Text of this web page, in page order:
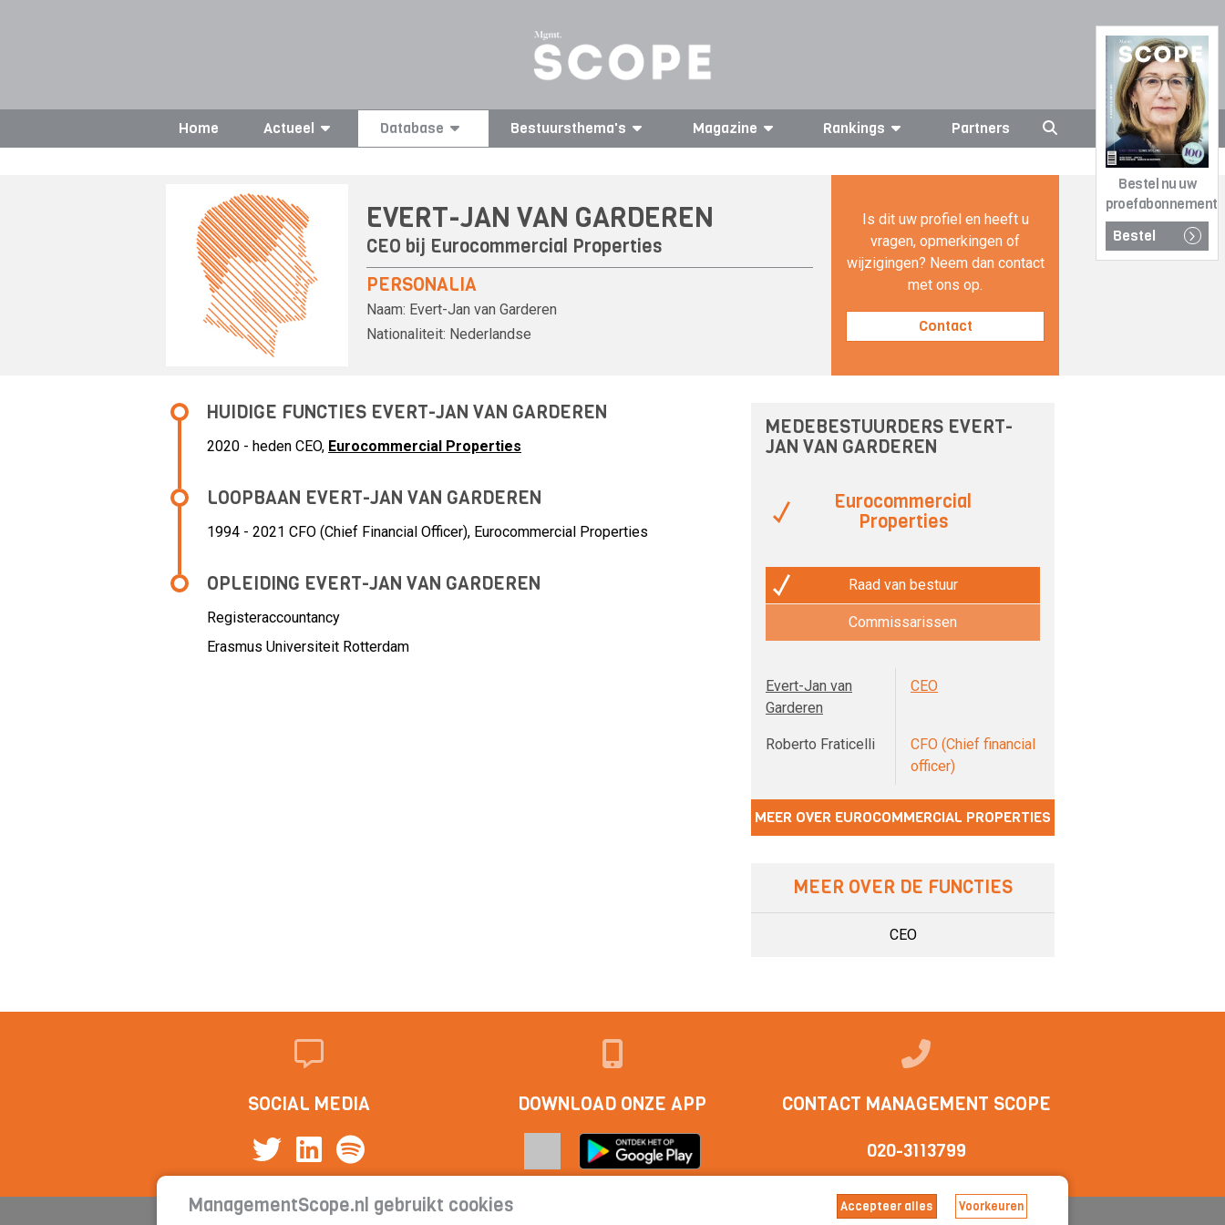
Bestel nu uw
proefabonnement
Bestel
Home Actueel Database Bestuursthema's Magazine Rankings Partners
EVERT-JAN VAN GARDEREN
CEO bij Eurocommercial Properties
PERSONALIA
Naam: Evert-Jan van Garderen
Nationaliteit: Nederlandse
Is dit uw profiel en heeft u
vragen, opmerkingen of
wijzigingen? Neem dan contact
met ons op.
Contact
HUIDIGE FUNCTIES EVERT-JAN VAN GARDEREN
2020 - heden CEO, Eurocommercial Properties
LOOPBAAN EVERT-JAN VAN GARDEREN
1994 - 2021 CFO (Chief Financial Officer), Eurocommercial Properties
OPLEIDING EVERT-JAN VAN GARDEREN
Registeraccountancy
Erasmus Universiteit Rotterdam
MEDEBESTUURDERS EVERT-
JAN VAN GARDEREN
Eurocommercial
Properties
Raad van bestuur
Commissarissen
Evert-Jan van
Garderen
CEO
Roberto Fraticelli
CFO (Chief financial
officer)
MEER OVER EUROCOMMERCIAL PROPERTIES
MEER OVER DE FUNCTIES
CEO
SOCIAL MEDIA DOWNLOAD ONZE APP CONTACT MANAGEMENT SCOPE
020-3113799
Contact Cookieverklaring | Privacyverklaring | Abonnementsvoorwaarden
ManagementScope.nl gebruikt cookies Accepteer alles Voorkeuren